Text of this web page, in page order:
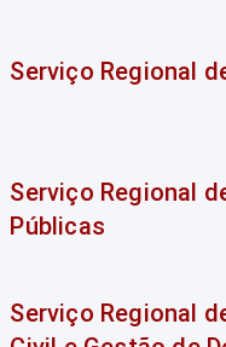
Serviço Regional
Serviço Regional
Públicas
Serviço Regional